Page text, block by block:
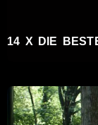
14 X DIE